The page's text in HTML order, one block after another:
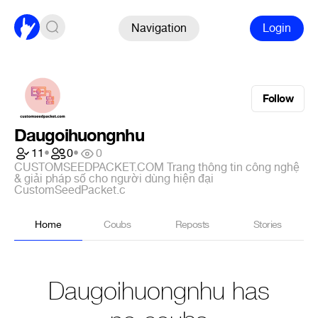
Navigation Login
Follow
Daugoihuongnhu
11• 0•
0
CUSTOMSEEDPACKET.COM Trang thông tin công nghệ
& giải pháp số cho người dùng hiện đại
CustomSeedPacket.c
Home Coubs Reposts Stories
Daugoihuongnhu has